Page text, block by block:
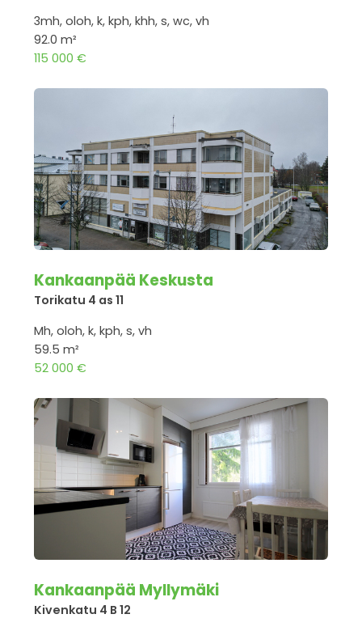
3mh, oloh, k, kph, khh, s, wc, vh
92.0 m²
115 000 €
Kankaanpää Keskusta
Torikatu 4 as 11
Mh, oloh, k, kph, s, vh
59.5 m²
52 000 €
Kankaanpää Myllymäki
Kivenkatu 4 B 12